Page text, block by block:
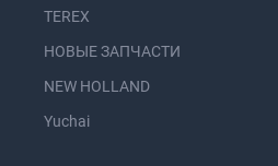
TEREX
НОВЫЕ ЗАПЧАСТИ
NEW HOLLAND
Yuchai